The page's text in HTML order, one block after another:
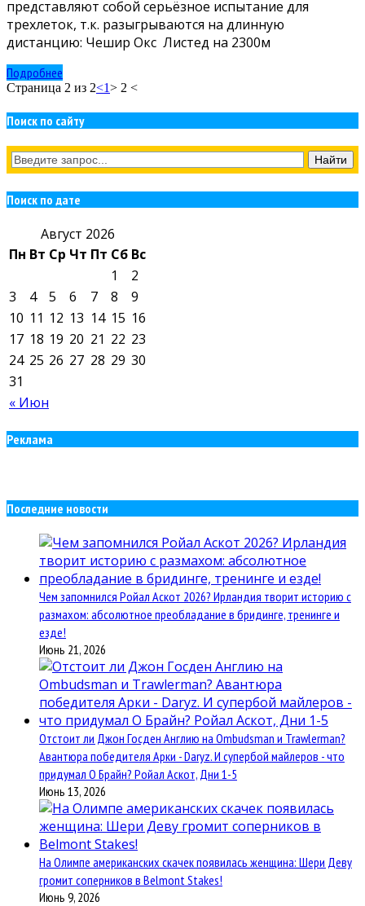
представляют собой серьёзное испытание для
трехлеток, т.к. разыгрываются на длинную
дистанцию: Чешир Окс Листед на 2300м
Подробнее
Страница 2 из 2<1> 2 <
Поиск по сайту
Поиск по дате
Август 2026
Пн Вт Ср Чт Пт Сб Вс
« Июн
1
2
3
4 5 6 7 8
9
10 11 12 13 14 15 16
17 18 19 20 21 22 23
24 25 26 27 28 29 30
31
Реклама
Последние новости
Чем запомнился Ройал Аскот 2026? Ирландия творит историю с
размахом: абсолютное преобладание в бридинге, тренинге и
езде!
Июнь 21, 2026
Отстоит ли Джон Госден Англию на Ombudsman и Trawlerman?
Авантюра победителя Арки - Daryz. И супербой майлеров - что
придумал О Брайн? Ройал Аскот, Дни 1-5
Июнь 13, 2026
На Олимпе американских скачек появилась женщина: Шери Деву
громит соперников в Belmont Stakes!
Июнь 9, 2026